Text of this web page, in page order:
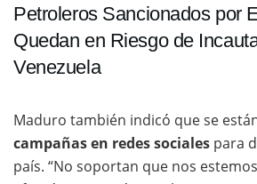
Petroleros Sancionados por
Quedan en Riesgo de
Venezuela
Maduro también indicó que se
campañas en redes sociales para
país. “No soportan que nos